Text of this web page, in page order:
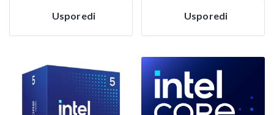
Usporedi Usporedi